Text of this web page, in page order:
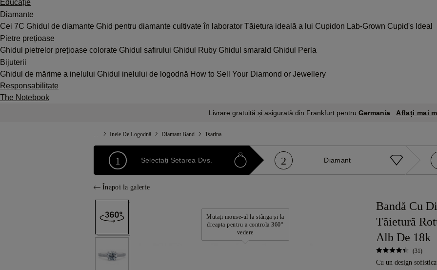
Educație
Diamante
Cei 7C Ghidul de diamante Ghid pentru diamante cultivate în laborator Tăietura ideală a lui Cupidon Lab-Grown Cupid's Ideal
Pietre prețioase
Ghidul pietrelor prețioase colorate Ghidul safirului Ghidul Ruby Ghidul smarald Ghidul Perla
Bijuterii
Ghidul de mărime a inelului Ghidul inelului de logodnă How to Sell Your Diamond or Jewellery
Responsabilitate
The Notebook
Livrare gratuită și asigurată din Frankfurt pentruGermania. Aflați mai
... Inele De Logodnă Diamant Band Tsarina
1 Selectați Setarea Dvs. 2 Diamant
Înapoi la galerie
Mutați mouse-ul la stânga și la
dreapta pentru a controla 360°
vedere
Bandă Cu
Tăietură
Alb De 18k
(31)
Cu un design